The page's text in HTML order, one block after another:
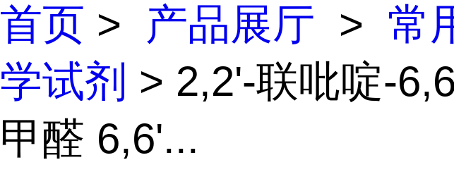
首页 > 产品展厅 > 常
学试剂 > 2,2'-联吡啶-
甲醛 6,6'...